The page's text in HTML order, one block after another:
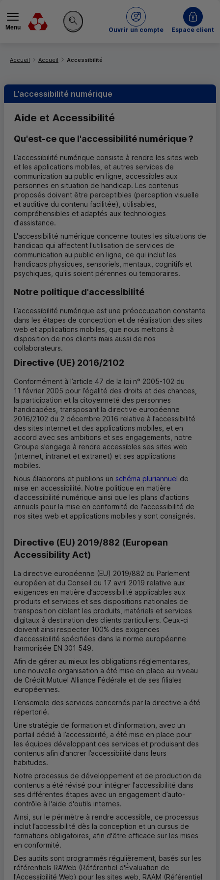
Menu
Rechercher sur le site
Ouvrir un compte
du Crédit MutuelEspace client
Accueil Accueil Accessibilité
L’accessibilité numérique
Aide et Accessibilité
Qu'est-ce que l'accessibilité numérique ?
L’accessibilité numérique consiste à rendre les sites web
et les applications mobiles, et autres services de
communication au public en ligne, accessibles aux
personnes en situation de handicap. Les contenus
proposés doivent être perceptibles (perception visuelle
et auditive du contenu facilitée), utilisables,
compréhensibles et adaptés aux technologies
d'assistance.
L'accessibilité numérique concerne toutes les situations de
handicap qui affectent l'utilisation de services de
communication au public en ligne, ce qui inclut les
handicaps physiques, sensoriels, mentaux, cognitifs et
psychiques, qu'ils soient pérennes ou temporaires.
Notre politique d'accessibilité
L’accessibilité numérique est une préoccupation constante
dans les étapes de conception et de réalisation des sites
web et applications mobiles, que nous mettons à
disposition de nos clients mais aussi de nos
collaborateurs.
Directive (UE) 2016/2102
Conformément à l’article 47 de la loi n° 2005-102 du
11 février 2005 pour l’égalité des droits et des chances,
la participation et la citoyenneté des personnes
handicapées, transposant la directive européenne
2016/2102 du 2 décembre 2016 relative à l’accessibilité
des sites internet et des applications mobiles, et en
accord avec ses ambitions et ses engagements, notre
Groupe s’engage à rendre accessibles ses sites web
(internet, intranet et extranet) et ses applications
mobiles.
Nous élaborons et publions un schéma pluriannuel de
mise en accessibilité. Notre politique en matière
d'accessibilité numérique ainsi que les plans d'actions
annuels pour la mise en conformité de l'accessibilité de
nos sites web et applications mobiles y sont consignés.
Directive (EU) 2019/882 (European
Accessibility Act)
La directive européenne (EU) 2019/882 du Parlement
européen et du Conseil du 17 avril 2019 relative aux
exigences en matière d’accessibilité applicables aux
produits et services et ses dispositions nationales de
transposition ciblent les produits, matériels et services
digitaux à destination des clients particuliers. Ceux-ci
doivent ainsi respecter 100% des exigences
d'accessibilité spécifiées dans la norme européenne
harmonisée EN 301 549.
Afin de gérer au mieux les obligations réglementaires,
une nouvelle organisation a été mise en place au niveau
de Crédit Mutuel Alliance Fédérale et de ses filiales
européennes.
L’ensemble des services concernés par la directive a été
répertorié.
Une stratégie de formation et d’information, avec un
portail dédié à l’accessibilité, a été mise en place pour
les équipes développant ces services et produisant des
contenus afin d’ancrer l’accessibilité dans leurs
habitudes.
Notre processus de développement et de production de
contenus a été révisé pour intégrer l'accessibilité dans
ses différentes étapes avec un engagement d’auto-
contrôle à l'aide d'outils internes.
Ainsi, sur le périmètre à rendre accessible, ce processus
inclut l’accessibilité dès la conception et un cursus de
formations obligatoires, afin d'être efficace sur les mises
en conformité.
Des audits sont programmés régulièrement, basés sur les
référentiels RAWeb (Référentiel d'Évaluation de
l'Accessibilité Web) pour les sites web, RAAM (Référentiel